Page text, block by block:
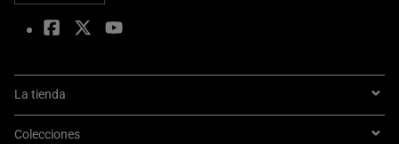
La tienda
Colecciones